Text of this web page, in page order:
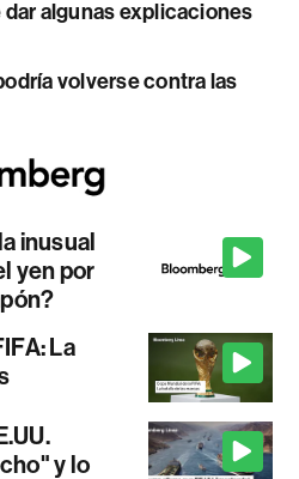
algunas explicaciones
volverse contra las
inusual
yen por
La
y lo